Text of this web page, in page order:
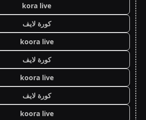
kora live
كورة لايف
koora live
كورة لايف
koora live
كورة لايف
koora live